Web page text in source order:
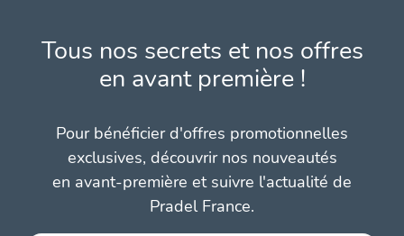
Tous nos secrets et nos offres
en avant première !
Pour bénéficier d'offres promotionnelles
exclusives, découvrir nos nouveautés
en avant-première et suivre l'actualité de
Pradel France.